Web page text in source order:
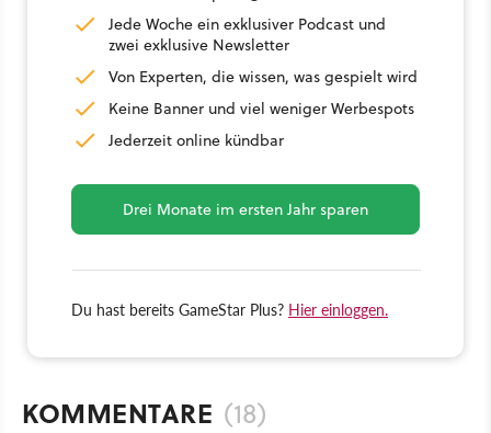
Jede Woche ein exklusiver Podcast und
zwei exklusive Newsletter
Von Experten, die wissen, was gespielt wird
Keine Banner und viel weniger Werbespots
Jederzeit online kündbar
Drei Monate im ersten Jahr sparen
Du hast bereits GameStar Plus? Hier einloggen.
KOMMENTARE (18)